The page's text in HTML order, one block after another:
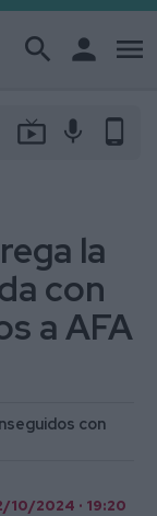
search person menu
live_tv mic phone_android
la
con
a AFA
con
2024 · 19:20